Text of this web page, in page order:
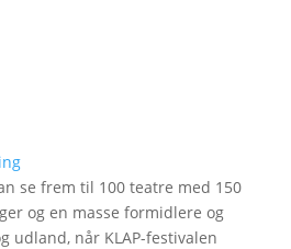
se frem til 100 teatre med 150
og en masse formidlere og
udland, når KLAP-festivalen